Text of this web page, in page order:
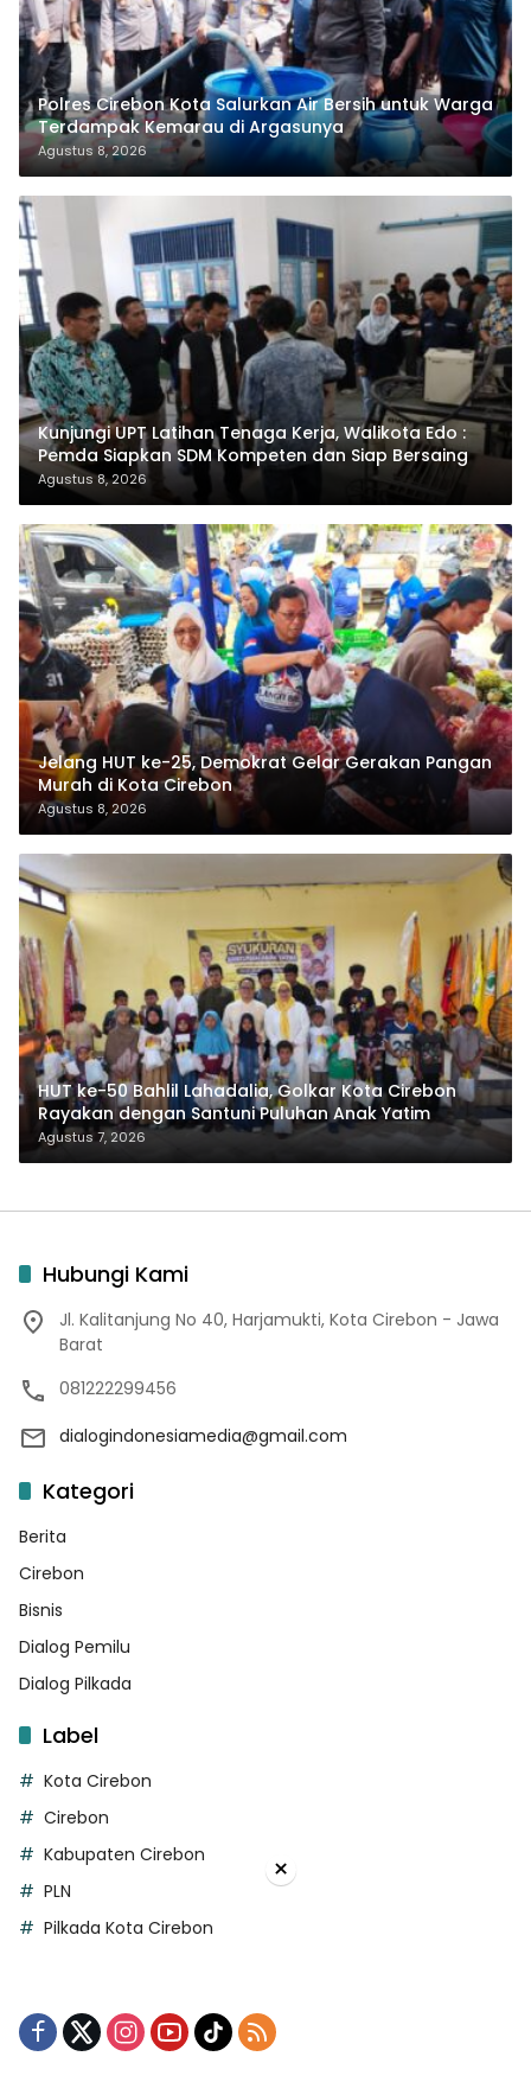
Polres Cirebon Kota Salurkan Air Bersih untuk Warga
Terdampak Kemarau di Argasunya
Agustus 8, 2026
Kunjungi UPT Latihan Tenaga Kerja, Walikota Edo :
Pemda Siapkan SDM Kompeten dan Siap Bersaing
Agustus 8, 2026
Jelang HUT ke-25, Demokrat Gelar Gerakan Pangan
Murah di Kota Cirebon
Agustus 8, 2026
HUT ke-50 Bahlil Lahadalia, Golkar Kota Cirebon
Rayakan dengan Santuni Puluhan Anak Yatim
Agustus 7, 2026
Hubungi Kami
Jl. Kalitanjung No 40, Harjamukti, Kota Cirebon - Jawa
Barat
081222299456
dialogindonesiamedia@gmail.com
Kategori
Berita
Cirebon
Bisnis
Dialog Pemilu
Dialog Pilkada
Label
Kota Cirebon
Cirebon
Kabupaten Cirebon
PLN
Pilkada Kota Cirebon
×